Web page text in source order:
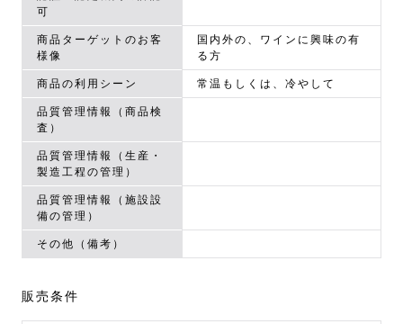
可
商品ターゲットのお客
様像
国内外の、ワインに興味の有
る方
商品の利用シーン 常温もしくは、冷やして
品質管理情報（商品検
査）
品質管理情報（生産・
製造工程の管理）
品質管理情報（施設設
備の管理）
その他（備考）
販売条件